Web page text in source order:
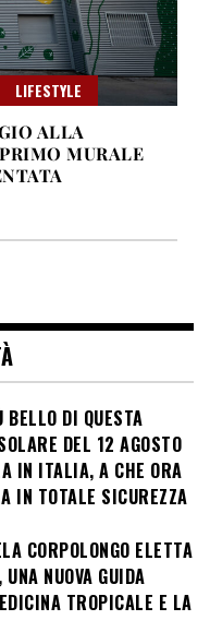
LIFESTYLE
ALLA
MURALE
BELLO DI QUESTA
DEL 12 AGOSTO
IN ITALIA, A CHE ORA
IN TOTALE SICUREZZA
CORPOLONGO ELETTA
NUOVA GUIDA
TROPICALE E LA